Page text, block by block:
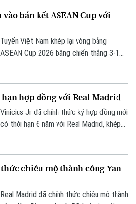
bán kết ASEAN Cup với
Tuyển Việt Nam khép lại vòng bảng
ASEAN Cup 2026 bằng chiến thắng 3-1
tạo đà thuận lợi trước vòng bán kết.
hợp đồng với Real Madrid
Vinicius Jr đã chính thức ký hợp đồng mới
có thời hạn 6 năm với Real Madrid, khép
chiêu mộ thành công Yan
Real Madrid đã chính thức chiêu mộ thành